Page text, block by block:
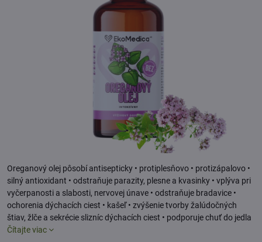
Oreganový olej pôsobí antisepticky • protiplesňovo • protizápalovo •
silný antioxidant • odstraňuje parazity, plesne a kvasinky • vplýva pri
vyčerpanosti a slabosti, nervovej únave • odstraňuje bradavice •
ochorenia dýchacích ciest • kašeľ • zvýšenie tvorby žalúdočných
štiav, žlče a sekrécie slizníc dýchacích ciest • podporuje chuť do jedla
Čítajte viac